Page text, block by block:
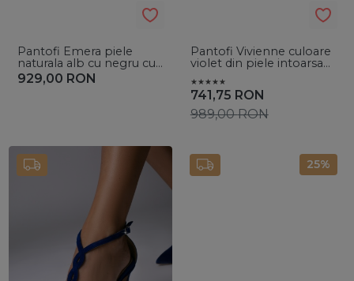
Pantofi Emera piele
naturala alb cu negru cu
toc gros
929,00 RON
Pantofi Vivienne culoare
violet din piele intoarsa
741,75 RON
989,00RON
25%